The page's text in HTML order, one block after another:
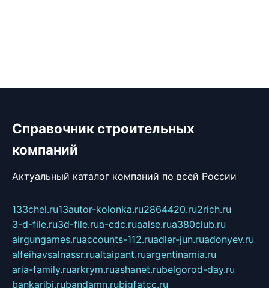
Справочник строительных
компаний
Актуальный каталог компаний по всей России
133chel.ru13autor-kolonka.ru2864420.ru2rich.ru
3-d-file.ru3d-file.rua-cdc.ruaalse.rua380club.ru
airgungames.ruaccounts-112.ruadler-jun.ruadonyev.ru
alfeihavsalnassr.rualtaipant.ruargentinamia.ru
aria-family.ruarkrym.ruashanet.rubelgorod-day.ru
bankaribi.rubandamn.rubigfatcc.ru